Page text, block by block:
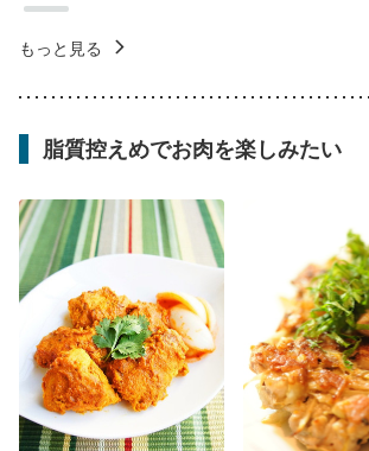
もっと見る
脂質控えめでお肉を楽しみたい